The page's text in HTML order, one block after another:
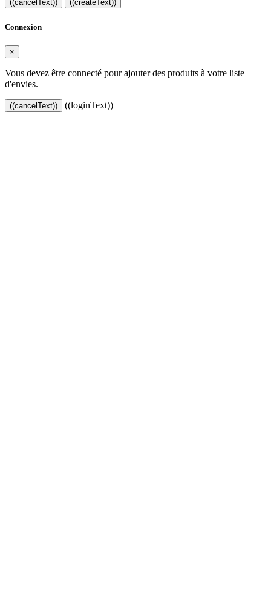
((cancelText)) ((createText))
Connexion
×
Vous devez être connecté pour ajouter des produits à votre liste
d'envies.
((cancelText)) ((loginText))